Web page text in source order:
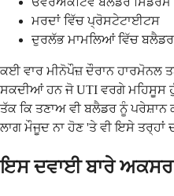
ਮਰਦਾਂ ਵਿੱਚ ਪ੍ਰੋਸਟੇਟਾਈਟਸ
ਦੁਰਲੱਭ ਮਾਮਲਿਆਂ ਵਿੱਚ
ਕਈ ਵਾਰ ਮੀਨੋਪੌਜ਼ ਦੌਰਾਨ ਹਾਰਮੋਨਲ
ਸਕਦੀਆਂ ਹਨ ਜੋ UTI ਵਰਗੇ ਮਹਿਸੂਸ
ਤੱਕ ਕਿ ਤਣਾਅ ਵੀ ਬਲੈਡਰ ਨੂੰ
ਲਾਗ ਮੌਜੂਦ ਨਾ ਹੋਣ 'ਤੇ ਵੀ ਇਸੇ ਤਰ੍ਹਾਂ
ਇਸ ਦਵਾਈ ਬਾਰੇ ਅਕਸਰ